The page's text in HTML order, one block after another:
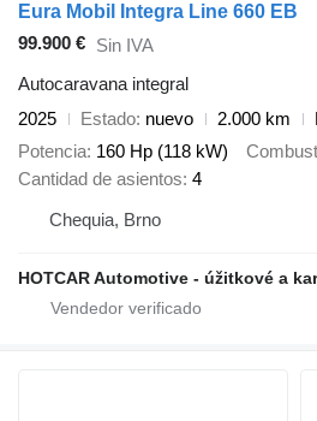
Eura Mobil Integra Line 660 EB
99.900 € Sin IVA
Autocaravana integral
2025
Estado nuevo 2.000 km
Potencia 160 Hp (118 kW)
Cantidad de asientos 4
Chequia, Brno
HOTCAR Automotive - úžitkové a